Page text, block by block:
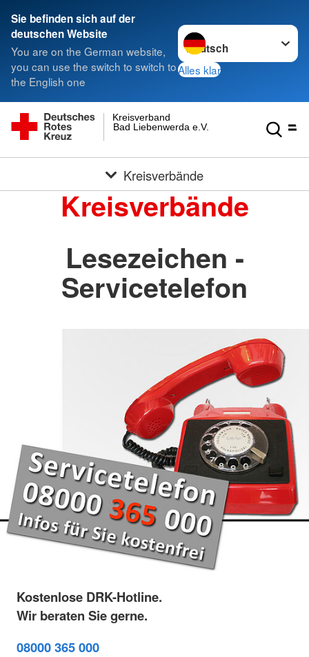
Sie befinden sich auf der
deutschen Website
You are on the German website,
you can use the switch to switch to
the English one
Sprache wechseln zu
Alles klar
Bad Liebenwerda e.V.
Kreisverband
Kreisverbände
Kreisverbände
Lesezeichen -
Servicetelefon
Kostenlose DRK-Hotline.
Wir beraten Sie gerne.
08000 365 000